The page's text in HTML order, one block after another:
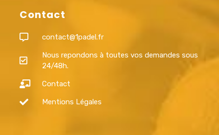
Contact
contact@1padel.fr
Nous repondons à toutes vos demandes sous
24/48h.
Contact
Mentions Légales